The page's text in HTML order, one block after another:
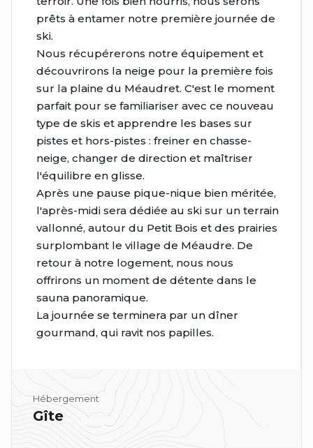
prêts à entamer notre première journée de
ski.
Nous récupérerons notre équipement et
découvrirons la neige pour la première fois
sur la plaine du Méaudret. C'est le moment
parfait pour se familiariser avec ce nouveau
type de skis et apprendre les bases sur
pistes et hors-pistes : freiner en chasse-
neige, changer de direction et maîtriser
l'équilibre en glisse.
Après une pause pique-nique bien méritée,
l'après-midi sera dédiée au ski sur un terrain
vallonné, autour du Petit Bois et des prairies
surplombant le village de Méaudre. De
retour à notre logement, nous nous
offrirons un moment de détente dans le
sauna panoramique.
La journée se terminera par un dîner
gourmand, qui ravit nos papilles.
Hébergement
Gîte